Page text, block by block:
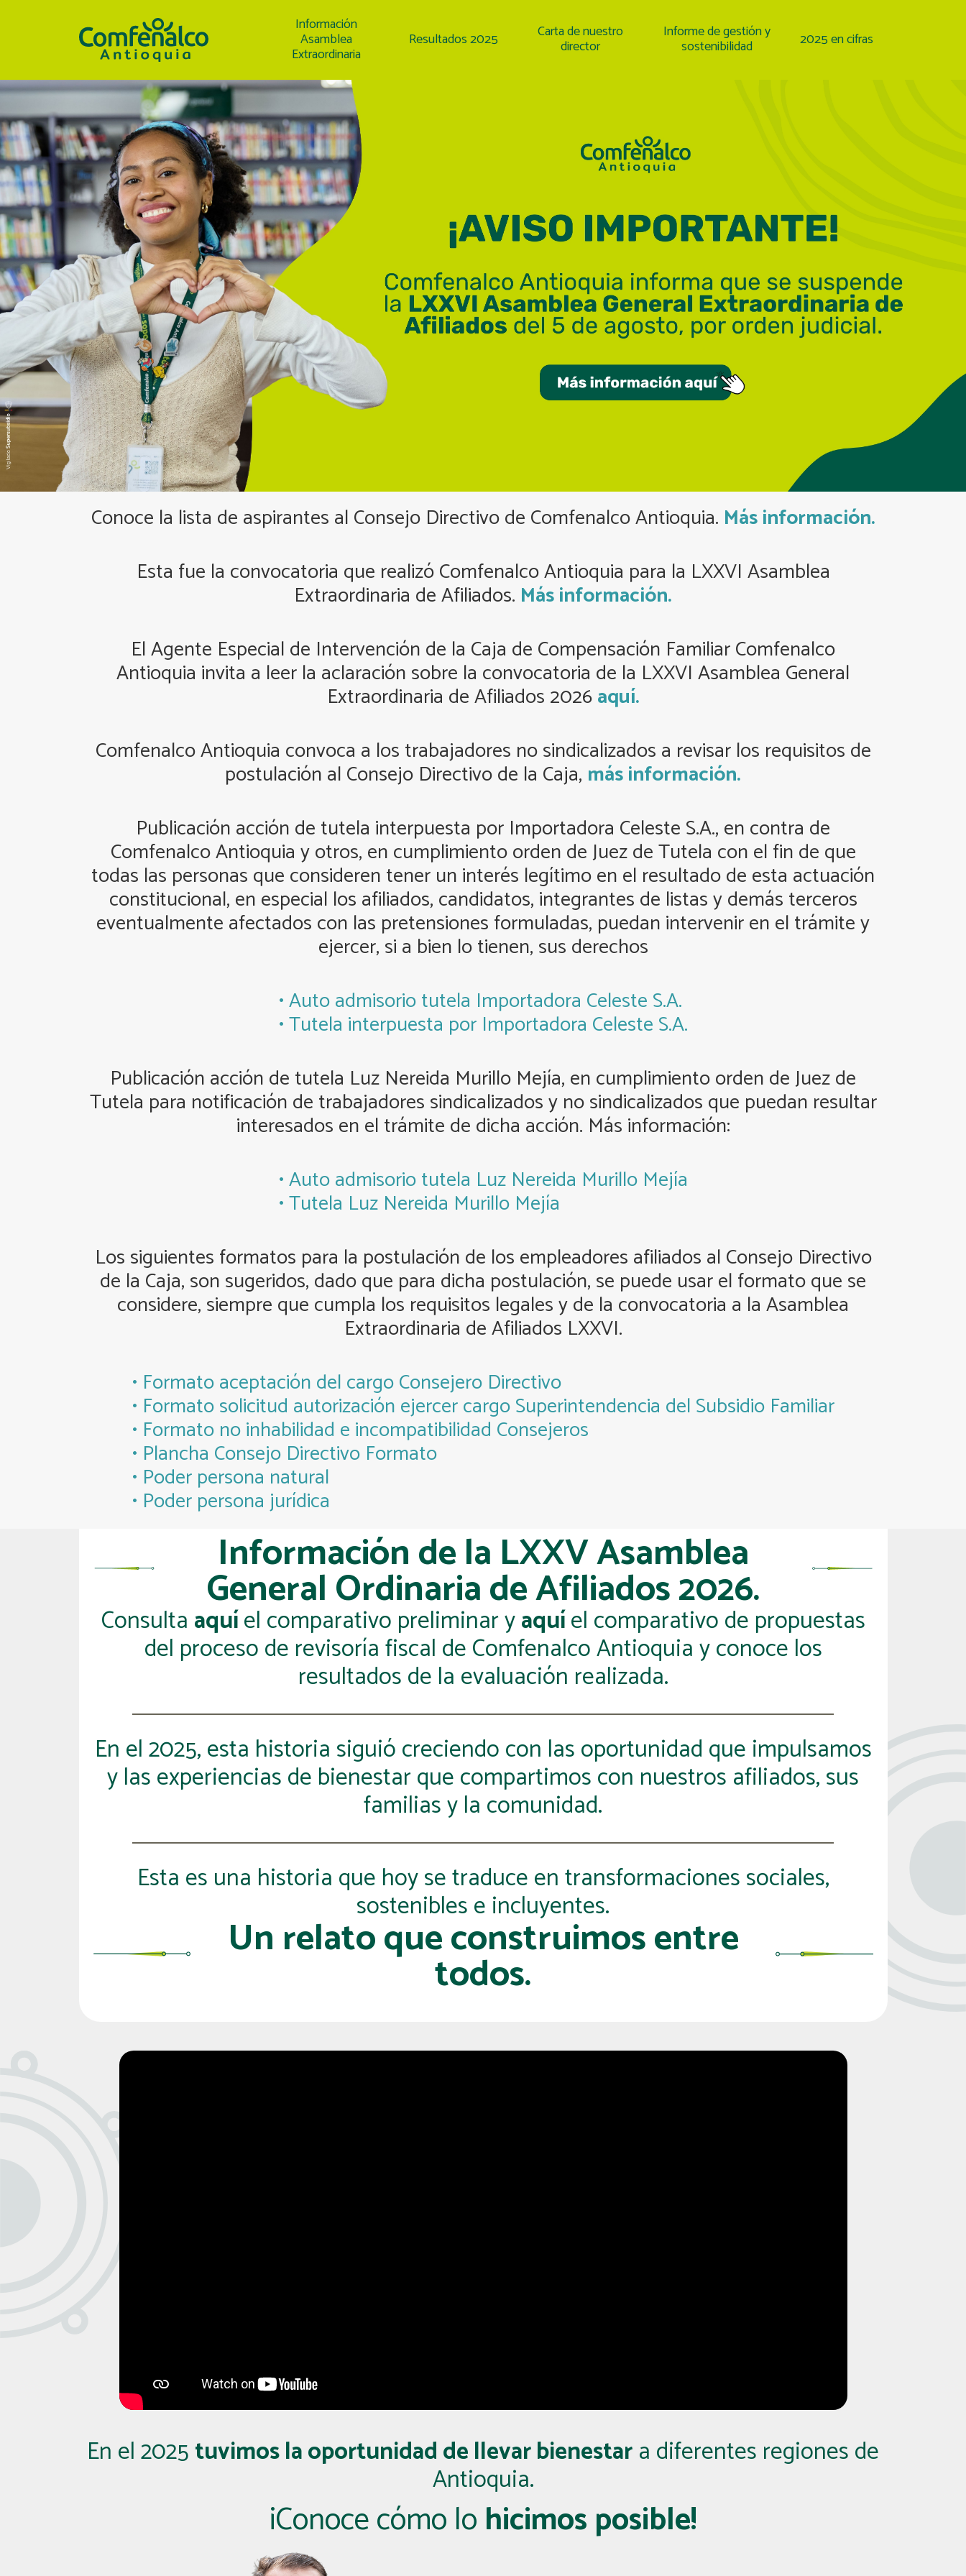
Información
Asamblea
Extraordinaria
Resultados 2025 Carta de nuestro
director
Informe de gestión y
sostenibilidad 2025 en cifras
Conoce la lista de aspirantes al Consejo Directivo de Comfenalco Antioquia. Más información.
Esta fue la convocatoria que realizó Comfenalco Antioquia para la LXXVI Asamblea
Extraordinaria de Afiliados. Más información.
El Agente Especial de Intervención de la Caja de Compensación Familiar Comfenalco
Antioquia invita a leer la aclaración sobre la convocatoria de la LXXVI Asamblea General
Extraordinaria de Afiliados 2026aquí.
Comfenalco Antioquia convoca a los trabajadores no sindicalizados a revisar los requisitos de
postulación al Consejo Directivo de la Caja, más información.
Publicación acción de tutela interpuesta por Importadora Celeste S.A., en contra de
Comfenalco Antioquia y otros, en cumplimiento orden de Juez de Tutela con el fin de que
todas las personas que consideren tener un interés legítimo en el resultado de esta actuación
constitucional, en especial los afiliados, candidatos, integrantes de listas y demás terceros
eventualmente afectados con las pretensiones formuladas, puedan intervenir en el trámite y
ejercer, si a bien lo tienen, sus derechos
• Auto admisorio tutela Importadora Celeste S.A.
• Tutela interpuesta por Importadora Celeste S.A.
Publicación acción de tutela Luz Nereida Murillo Mejía, en cumplimiento orden de Juez de
Tutela para notificación de trabajadores sindicalizados y no sindicalizados que puedan resultar
interesados en el trámite de dicha acción. Más información:
• Auto admisorio tutela Luz Nereida Murillo Mejía
• Tutela Luz Nereida Murillo Mejía
Los siguientes formatos para la postulación de los empleadores afiliados al Consejo Directivo
de la Caja, son sugeridos, dado que para dicha postulación, se puede usar el formato que se
considere, siempre que cumpla los requisitos legales y de la convocatoria a la Asamblea
Extraordinaria de Afiliados LXXVI.
• Formato aceptación del cargo Consejero Directivo
• Formato solicitud autorización ejercer cargo Superintendencia del Subsidio Familiar
• Formato no inhabilidad e incompatibilidad Consejeros
• Plancha Consejo Directivo Formato
• Poder persona natural
• Poder persona jurídica
Información de la LXXV Asamblea
General Ordinaria de Afiliados 2026.
Consulta aquí­el comparativo preliminar yaquí­el comparativo de propuestas
del proceso de revisorí­a fiscal de Comfenalco Antioquia y conoce los
resultados de la evaluación realizada.
En el 2025, esta historia siguió creciendo con las oportunidad que impulsamos
y las experiencias de bienestar que compartimos con nuestros afiliados, sus
familias y la comunidad.
Esta es una historia que hoy se traduce en transformaciones sociales,
sostenibles e incluyentes.
Un relato que construimos entre
todos.
En el 2025tuvimos la oportunidad de llevar bienestara diferentes regiones de
Antioquia.
¡Conoce cómo lo hicimos posible!